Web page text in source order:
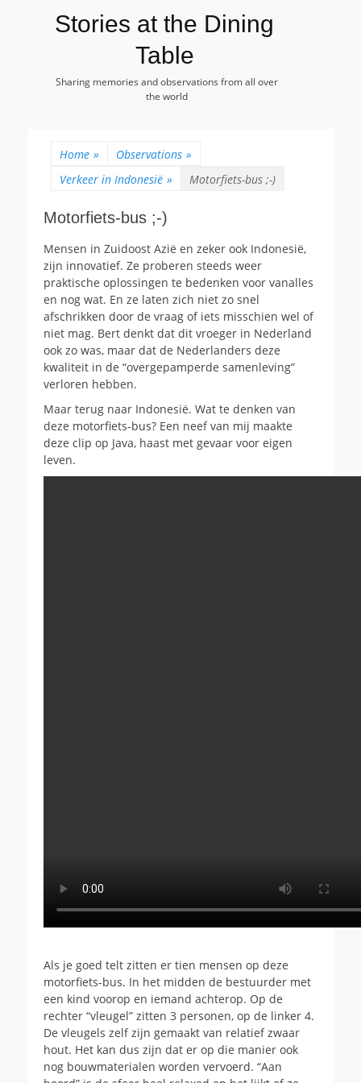
Stories at the Dining
Table
Sharing memories and observations from all over
the world
Home » Observations »
Verkeer in Indonesië » Motorfiets-bus ;-)
Motorfiets-bus ;-)
Mensen in Zuidoost Azië en zeker ook Indonesië,
zijn innovatief. Ze proberen steeds weer
praktische oplossingen te bedenken voor vanalles
en nog wat. En ze laten zich niet zo snel
afschrikken door de vraag of iets misschien wel of
niet mag. Bert denkt dat dit vroeger in Nederland
ook zo was, maar dat de Nederlanders deze
kwaliteit in de “overgepamperde samenleving”
verloren hebben.
Maar terug naar Indonesië. Wat te denken van
deze motorfiets-bus? Een neef van mij maakte
deze clip op Java, haast met gevaar voor eigen
leven.
Als je goed telt zitten er tien mensen op deze
motorfiets-bus. In het midden de bestuurder met
een kind voorop en iemand achterop. Op de
rechter “vleugel” zitten 3 personen, op de linker 4.
De vleugels zelf zijn gemaakt van relatief zwaar
hout. Het kan dus zijn dat er op die manier ook
nog bouwmaterialen worden vervoerd. “Aan